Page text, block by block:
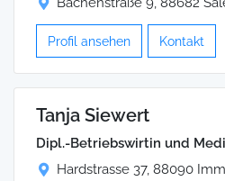
Profil ansehen Kontakt
Tanja Siewert
Dipl.-Betriebswirtin und
Hardstrasse 37, 88090